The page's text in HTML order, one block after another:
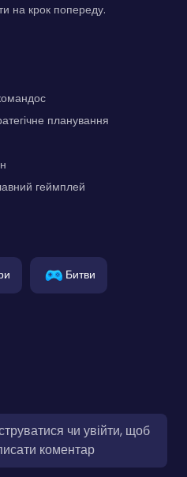
на крок попереду.
планування
геймплей
Битви
чи увійти, щоб
коментар